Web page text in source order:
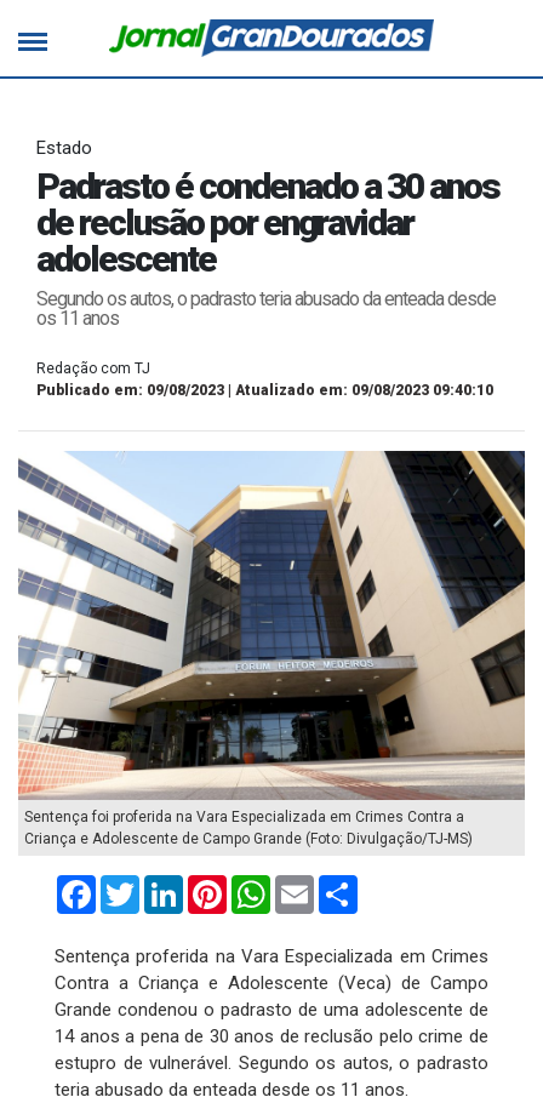
Estado
Padrasto é condenado a 30 anos
de reclusão por engravidar
adolescente
Segundo os autos, o padrasto teria abusado da enteada desde
os 11 anos
Redação com TJ
Publicado em: 09/08/2023 | Atualizado em: 09/08/2023 09:40:10
Sentença foi proferida na Vara Especializada em Crimes Contra a
Criança e Adolescente de Campo Grande (Foto: Divulgação/TJ-MS)
FacebookTwitterLinkedInPinterestWhatsApp
Email
Sentença proferida na Vara Especializada em Crimes
Contra a Criança e Adolescente (Veca) de Campo
Grande condenou o padrasto de uma adolescente de
14 anos a pena de 30 anos de reclusão pelo crime de
estupro de vulnerável. Segundo os autos, o padrasto
teria abusado da enteada desde os 11 anos.